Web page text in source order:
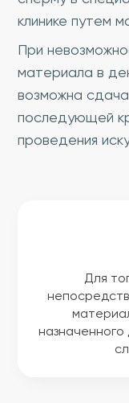
клинике путем
При
материала в
возможна
последующей
проведения
Для